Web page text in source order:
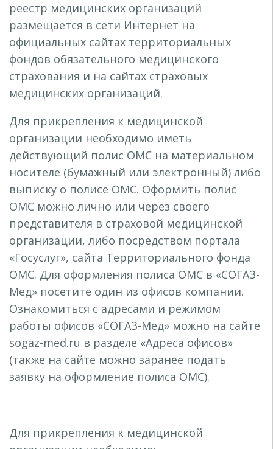
реестр медицинских организаций
размещается в сети Интернет на
официальных сайтах территориальных
фондов обязательного медицинского
страхования и на сайтах страховых
медицинских организаций.
Для прикрепления к медицинской
организации необходимо иметь
действующий полис ОМС на материальном
носителе (бумажный или электронный) либо
выписку о полисе ОМС. Оформить полис
ОМС можно лично или через своего
представителя в страховой медицинской
организации, либо посредством портала
«Госуслуг», сайта Территориального фонда
ОМС. Для оформления полиса ОМС в «СОГАЗ-
Мед» посетите один из офисов компании.
Ознакомиться с адресами и режимом
работы офисов «СОГАЗ-Мед» можно на сайте
sogaz-med.ru в разделе «Адреса офисов»
(также на сайте можно заранее подать
заявку на оформление полиса ОМС).
Для прикрепления к медицинской